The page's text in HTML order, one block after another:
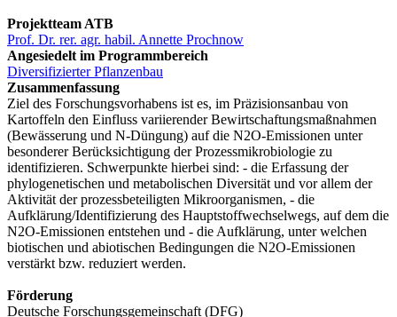
Projektteam ATB
Prof. Dr. rer. agr. habil. Annette Prochnow
Angesiedelt im Programmbereich
Diversifizierter Pflanzenbau
Zusammenfassung
Ziel des Forschungsvorhabens ist es, im Präzisionsanbau von
Kartoffeln den Einfluss variierender Bewirtschaftungsmaßnahmen
(Bewässerung und N-Düngung) auf die N2O-Emissionen unter
besonderer Berücksichtigung der Prozessmikrobiologie zu
identifizieren. Schwerpunkte hierbei sind: - die Erfassung der
phylogenetischen und metabolischen Diversität und vor allem der
Aktivität der prozessbeteiligten Mikroorganismen, - die
Aufklärung/Identifizierung des Hauptstoffwechselwegs, auf dem die
N2O-Emissionen entstehen und - die Aufklärung, unter welchen
biotischen und abiotischen Bedingungen die N2O-Emissionen
verstärkt bzw. reduziert werden.
Förderung
Deutsche Forschungsgemeinschaft (DFG)